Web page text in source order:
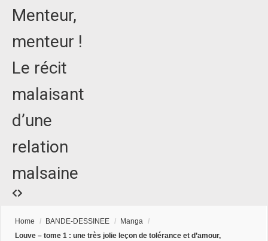
Menteur,
menteur !
Le récit
malaisant
d’une
relation
malsaine
Home / BANDE-DESSINEE / Manga /
Louve – tome 1 : une très jolie leçon de tolérance et d’amour,